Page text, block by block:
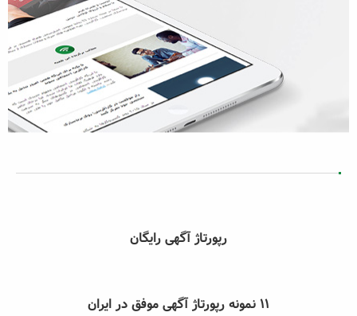
رپورتاژ آگهی رایگان
۱۱ نمونه رپورتاژ آگهی موفق در ایران